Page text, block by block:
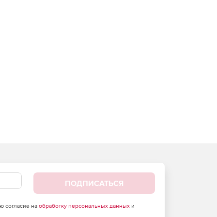
ПОДПИСАТЬСЯ
согласие на обработку персональных данныхи